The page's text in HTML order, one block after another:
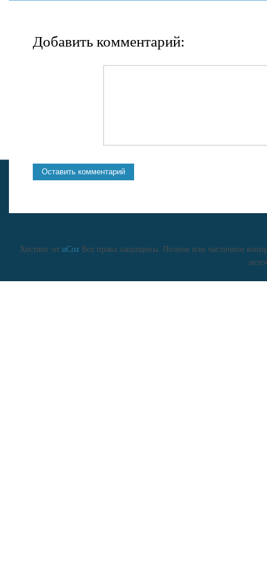
Добавить комментарий:
Хостинг от uCozВсе права защищены. Полное или частичное